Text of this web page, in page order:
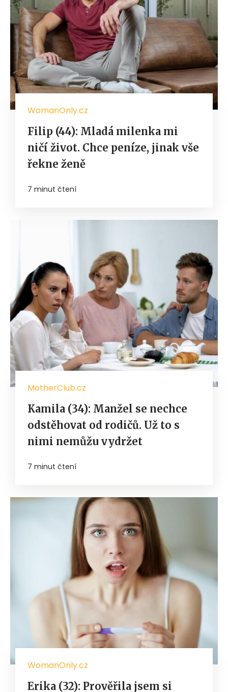
WomanOnly.cz
Filip (44): Mladá milenka mi
ničí život. Chce peníze, jinak vše
řekne ženě
7 minut čtení
MotherClub.cz
Kamila (34): Manžel se nechce
odstěhovat od rodičů. Už to s
nimi nemůžu vydržet
7 minut čtení
WomanOnly.cz
Erika (32): Prověřila jsem si